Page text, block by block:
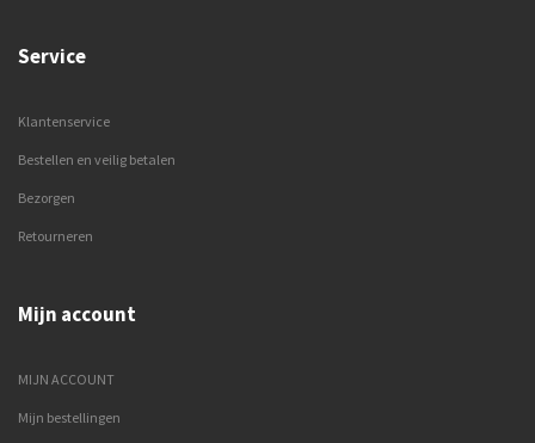
Service
Klantenservice
Bestellen en veilig betalen
Bezorgen
Retourneren
Mijn account
MIJN ACCOUNT
Mijn bestellingen